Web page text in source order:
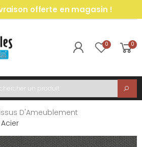
offerte en magasin !
0 0
menu
D'Ameublement